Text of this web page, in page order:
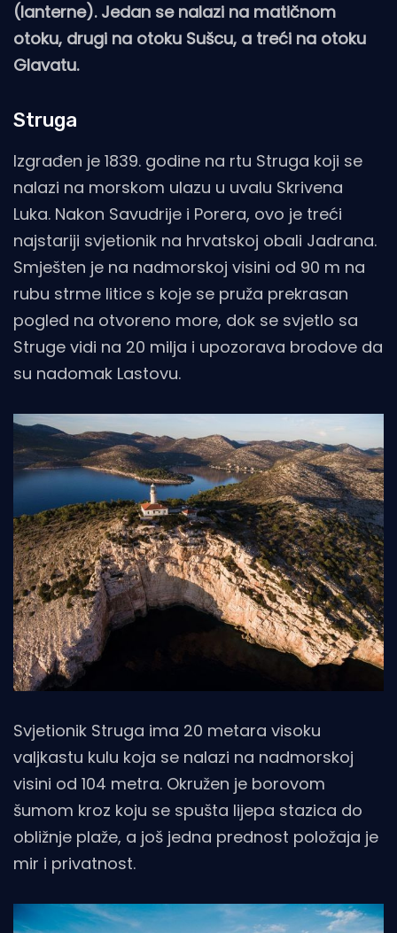
(lanterne). Jedan se nalazi na matičnom
otoku, drugi na otoku Sušcu, a treći na otoku
Glavatu.
Struga
Izgrađen je 1839. godine na rtu Struga koji se
nalazi na morskom ulazu u uvalu Skrivena
Luka. Nakon Savudrije i Porera, ovo je treći
najstariji svjetionik na hrvatskoj obali Jadrana.
Smješten je na nadmorskoj visini od 90 m na
rubu strme litice s koje se pruža prekrasan
pogled na otvoreno more, dok se svjetlo sa
Struge vidi na 20 milja i upozorava brodove da
su nadomak Lastovu.
Svjetionik Struga ima 20 metara visoku
valjkastu kulu koja se nalazi na nadmorskoj
visini od 104 metra. Okružen je borovom
šumom kroz koju se spušta lijepa stazica do
obližnje plaže, a još jedna prednost položaja je
mir i privatnost.